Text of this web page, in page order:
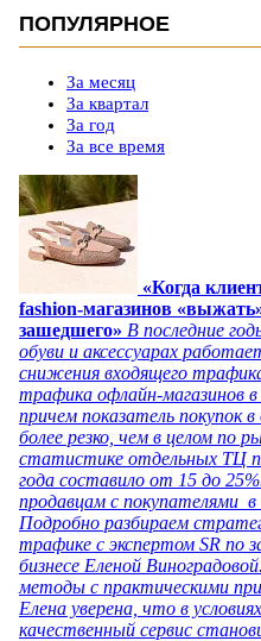
ПОПУЛЯРНОЕ
За месяц
За квартал
За год
За все время
«Когда
fashion-магазинов
зашедшего» В последние
обуви и аксессуарах
снижения входящего
трафика офлайн-магазинов в
причем показатель покупок
более резко, чем в целом по
статистике отдельных ТЦ
года составило от 15 до
продавцам с покупателями
Подробно разбираем
трафике с экспертом SR по
бизнесе Еленой
методы с практическими
Елена уверена, что в
качественный сервис